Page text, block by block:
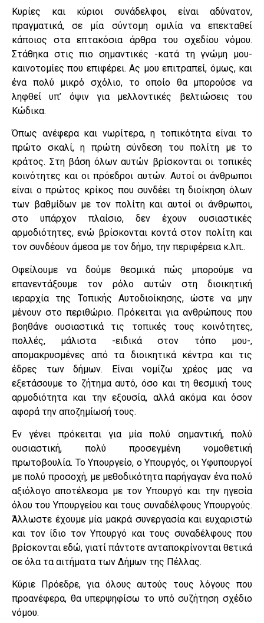
Κυρίες και κύριοι συνάδελφοι, είναι αδύνατον,
πραγματικά, σε μία σύντομη ομιλία να επεκταθεί
κάποιος στα επτακόσια άρθρα του σχεδίου νόμου.
Στάθηκα στις πιο σημαντικές -κατά τη γνώμη μου-
καινοτομίες που επιφέρει. Ας μου επιτραπεί, όμως, και
ένα πολύ μικρό σχόλιο, το οποίο θα μπορούσε να
ληφθεί υπ’ όψιν για μελλοντικές βελτιώσεις του
Κώδικα.
Όπως ανέφερα και νωρίτερα, η τοπικότητα είναι το
πρώτο σκαλί, η πρώτη σύνδεση του πολίτη με το
κράτος. Στη βάση όλων αυτών βρίσκονται οι τοπικές
κοινότητες και οι πρόεδροι αυτών. Αυτοί οι άνθρωποι
είναι ο πρώτος κρίκος που συνδέει τη διοίκηση όλων
των βαθμίδων με τον πολίτη και αυτοί οι άνθρωποι,
στο υπάρχον πλαίσιο, δεν έχουν ουσιαστικές
αρμοδιότητες, ενώ βρίσκονται κοντά στον πολίτη και
τον συνδέουν άμεσα με τον δήμο, την περιφέρεια κ.λπ..
Οφείλουμε να δούμε θεσμικά πώς μπορούμε να
επανεντάξουμε τον ρόλο αυτών στη διοικητική
ιεραρχία της Τοπικής Αυτοδιοίκησης, ώστε να μην
μένουν στο περιθώριο. Πρόκειται για ανθρώπους που
βοηθάνε ουσιαστικά τις τοπικές τους κοινότητες,
πολλές, μάλιστα -ειδικά στον τόπο μου-,
απομακρυσμένες από τα διοικητικά κέντρα και τις
έδρες των δήμων. Είναι νομίζω χρέος μας να
εξετάσουμε το ζήτημα αυτό, όσο και τη θεσμική τους
αρμοδιότητα και την εξουσία, αλλά ακόμα και όσον
αφορά την αποζημίωσή τους.
Εν γένει πρόκειται για μία πολύ σημαντική, πολύ
ουσιαστική, πολύ προσεγμένη νομοθετική
πρωτοβουλία. Το Υπουργείο, ο Υπουργός, οι Υφυπουργοί
με πολύ προσοχή, με μεθοδικότητα παρήγαγαν ένα πολύ
αξιόλογο αποτέλεσμα με τον Υπουργό και την ηγεσία
όλου του Υπουργείου και τους συναδέλφους Υπουργούς.
Άλλωστε έχουμε μία μακρά συνεργασία και ευχαριστώ
και τον ίδιο τον Υπουργό και τους συναδέλφους που
βρίσκονται εδώ, γιατί πάντοτε ανταποκρίνονται θετικά
σε όλα τα αιτήματα των Δήμων της Πέλλας.
Κύριε Πρόεδρε, για όλους αυτούς τους λόγους που
προανέφερα, θα υπερψηφίσω το υπό συζήτηση σχέδιο
νόμου.